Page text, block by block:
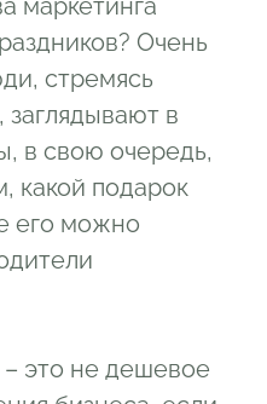
Очень
стремясь
заглядывают в
в свою очередь,
какой подарок
его можно
это не дешевое